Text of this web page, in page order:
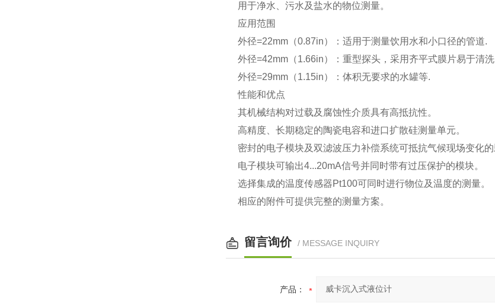
用于净水、污水及盐水的物位测量。
应用范围
外径=22mm（0.87in）：适用于测量饮用水和小口径的管道.
外径=42mm（1.66in）：重型探头，采用齐平式膜片易于清
外径=29mm（1.15in）：体积无要求的水罐等.
性能和优点
其机械结构对过载及腐蚀性介质具有高抵抗性。
高精度、长期稳定的陶瓷电容和进口扩散硅测量单元。
密封的电子模块及双滤波压力补偿系统可抵抗气候现场变化的
电子模块可输出4...20mA信号并同时带有过压保护的模块。
选择集成的温度传感器Pt100可同时进行物位及温度的测量。
相应的附件可提供完整的测量方案。
留言询价 / MESSAGE INQUIRY
产品：